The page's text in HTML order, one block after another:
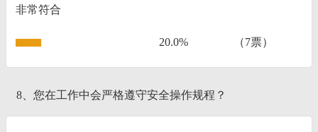
非常符合
20.0% （7票）
8、您在工作中会严格遵守安全操作规程？